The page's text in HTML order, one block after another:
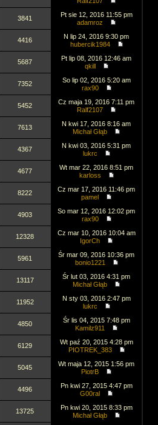
3841
Pt sie 12, 2016 11:55 pm
adamroz
4416
N lip 24, 2016 9:30 pm
hubercik1984
5687
Pt lip 08, 2016 12:46 am
qkill
7352
So lip 02, 2016 5:20 am
rax90
5452
Cz maja 19, 2016 7:11 pm
Ralf2107
7613
N kwi 17, 2016 8:16 am
Michał Głąb
4367
N kwi 03, 2016 5:31 pm
lukrc
4677
Wt mar 22, 2016 8:51 pm
karloss
8222
Cz mar 17, 2016 11:46 pm
pamel
4903
So mar 12, 2016 12:02 pm
rax90
12328
Cz mar 10, 2016 10:04 am
IgorCh
5961
Śr mar 09, 2016 10:36 pm
bonio1221
13117
Śr lut 03, 2016 4:31 pm
Michał Głąb
11952
N sty 03, 2016 2:47 pm
lukrc
4850
Śr lis 04, 2015 7:48 pm
Kamilz911
6129
Wt paź 20, 2015 4:28 pm
PIOTREK_383
5045
Wt maja 12, 2015 1:56 pm
PiotrB
4496
Pn kwi 27, 2015 4:47 pm
G00ral
13725
Pn kwi 20, 2015 8:33 pm
Michał Głąb